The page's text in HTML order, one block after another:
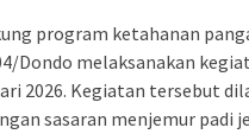
program ketahanan
Dondo melaksanakan
2026. Kegiatan tersebut
sasaran menjemur padi